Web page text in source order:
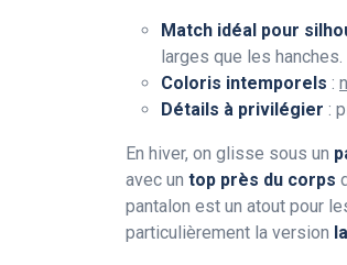
Match idéal pour
larges que les hanches.
Coloris intemporels :
Détails à privilégier :
En hiver, on glisse sous un
avec un top près du corps
pantalon est un atout pour
particulièrement la version